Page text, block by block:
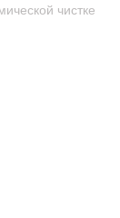
чистке